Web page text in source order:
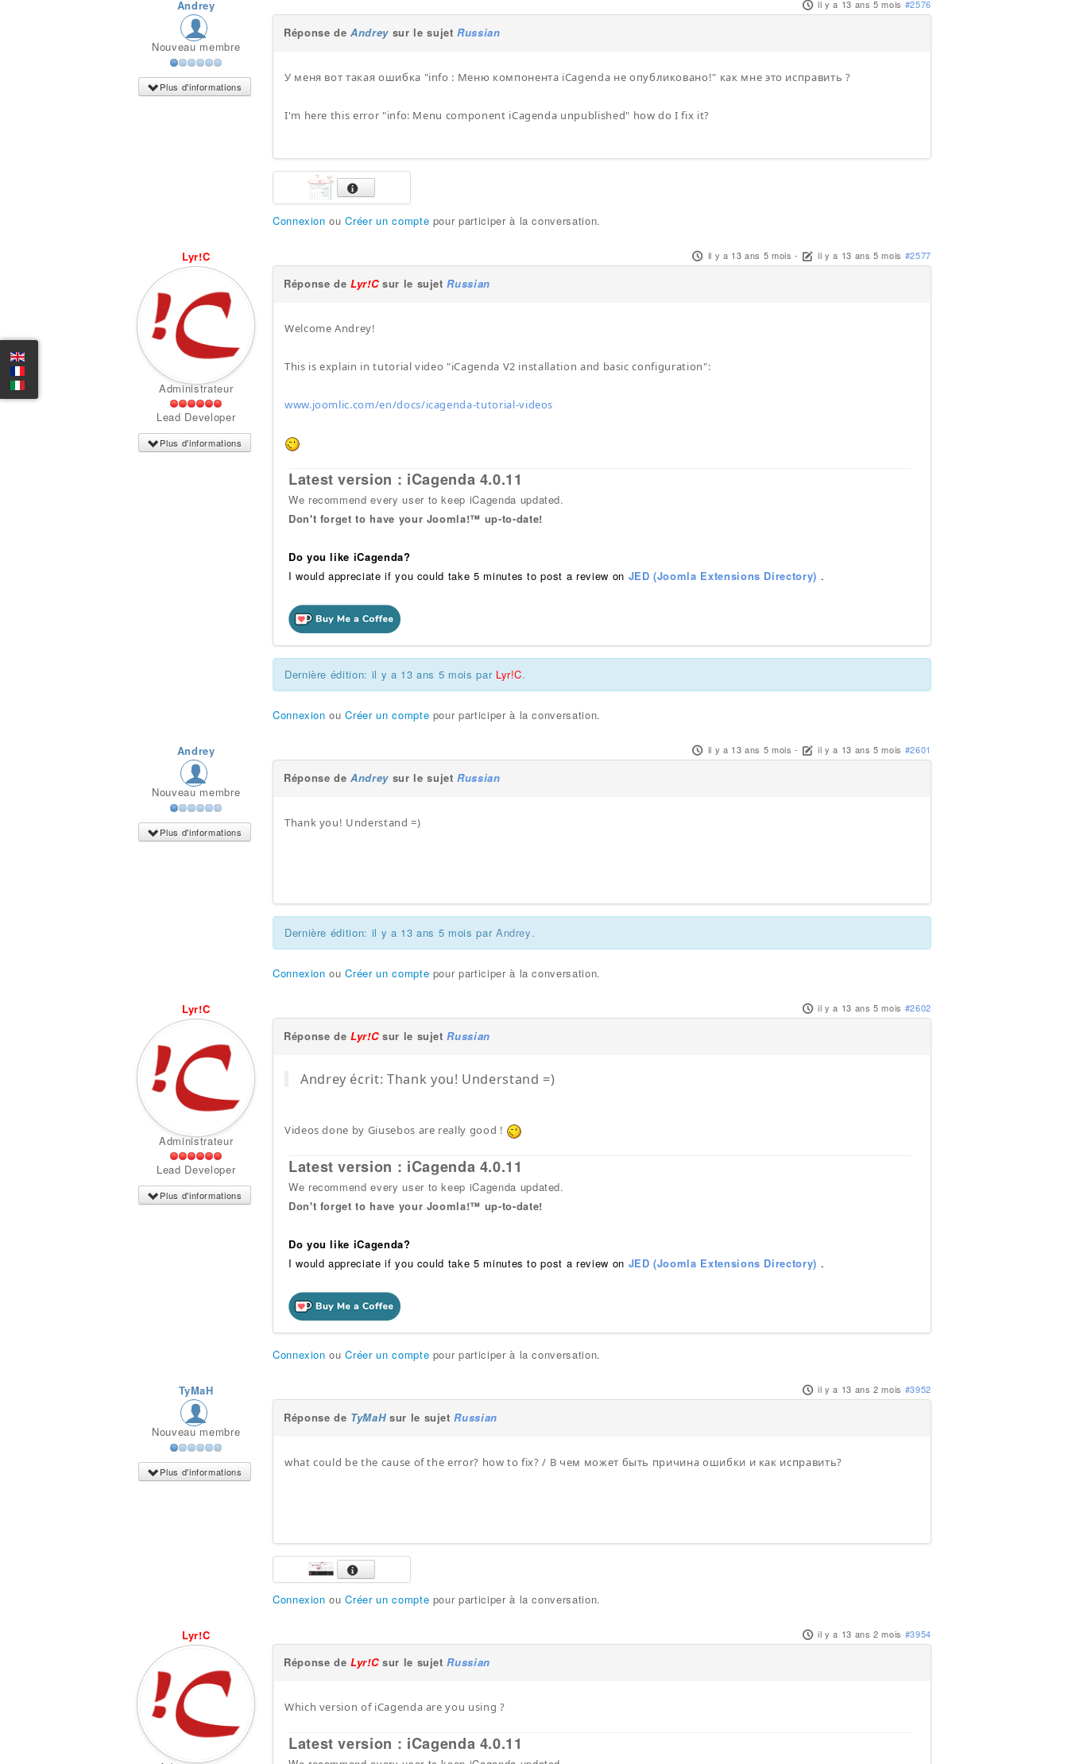
Andrey
Nouveau membre
Plus d'informations
il y a 13 ans 5 mois #2576
Réponse deAndrey sur le sujetRussian
У меня вот такая ошибка "info : Меню компонента iCagenda не опубликовано!" как мне это исправить ?
I'm here this error "info: Menu component iCagenda unpublished" how do I fix it?
Connexion ouCréer un compte pour participer à la conversation.
Lyr!C
Administrateur
Lead Developer
Plus d'informations
il y a 13 ans 5 mois - il y a 13 ans 5 mois #2577
Réponse deLyr!Csur le sujetRussian
Welcome Andrey!
This is explain in tutorial video "iCagenda V2 installation and basic configuration":
www.joomlic.com/en/docs/icagenda-tutorial-videos
Latest version : iCagenda 4.0.11
We recommend every user to keep iCagenda updated.
Don't forget to have your Joomla!™ up-to-date!
Do you like iCagenda?
I would appreciate if you could take 5 minutes to post a review on JED (Joomla Extensions Directory) .
Dernière édition: il y a 13 ans 5 mois par Lyr!C.
Connexion ouCréer un compte pour participer à la conversation.
Andrey
Nouveau membre
Plus d'informations
il y a 13 ans 5 mois - il y a 13 ans 5 mois #2601
Réponse deAndrey sur le sujetRussian
Thank you! Understand =)
Dernière édition: il y a 13 ans 5 mois par Andrey.
Connexion ouCréer un compte pour participer à la conversation.
Lyr!C
Administrateur
Lead Developer
Plus d'informations
il y a 13 ans 5 mois #2602
Réponse deLyr!Csur le sujetRussian
Andrey écrit: Thank you! Understand =)
Videos done by Giusebos are really good !
Latest version : iCagenda 4.0.11
We recommend every user to keep iCagenda updated.
Don't forget to have your Joomla!™ up-to-date!
Do you like iCagenda?
I would appreciate if you could take 5 minutes to post a review on JED (Joomla Extensions Directory) .
Connexion ouCréer un compte pour participer à la conversation.
TyMaH
Nouveau membre
Plus d'informations
il y a 13 ans 2 mois #3952
Réponse de TyMaHsur le sujetRussian
what could be the cause of the error? how to fix? / В чем может быть причина ошибки и как исправить?
Connexion ouCréer un compte pour participer à la conversation.
Lyr!C il y a 13 ans 2 mois #3954
Réponse deLyr!Csur le sujetRussian
Which version of iCagenda are you using ?
Latest version : iCagenda 4.0.11